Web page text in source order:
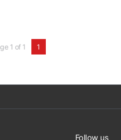
1 of 1 1
Follow us